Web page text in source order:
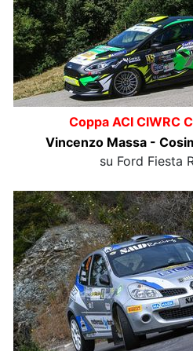
Coppa ACI CIWRC
Vincenzo Massa -
su Ford Fiesta